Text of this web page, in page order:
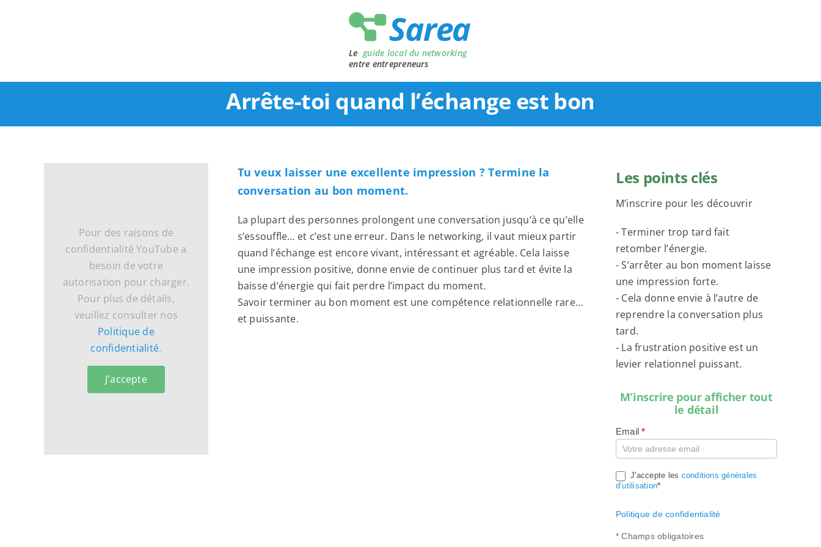
Le guide local du networking
entre entrepreneurs
Arrête-toi quand l’échange est bon
Pour des raisons de
confidentialité YouTube a
besoin de votre
autorisation pour charger.
Pour plus de détails,
veuillez consulter nos
Politique de
confidentialité.
J'accepte
Tu veux laisser une excellente impression ? Termine la
conversation au bon moment.
La plupart des personnes prolongent une conversation jusqu’à ce qu’elle
s’essouffle… et c’est une erreur. Dans le networking, il vaut mieux partir
quand l’échange est encore vivant, intéressant et agréable. Cela laisse
une impression positive, donne envie de continuer plus tard et évite la
baisse d’énergie qui fait perdre l’impact du moment.
Savoir terminer au bon moment est une compétence relationnelle rare…
et puissante.
Les points clés
M’inscrire pour les découvrir
- Terminer trop tard fait
retomber l’énergie.
- S’arrêter au bon moment laisse
une impression forte.
- Cela donne envie à l’autre de
reprendre la conversation plus
tard.
- La frustration positive est un
levier relationnel puissant.
M’inscrire pour afficher tout
le détail
Compte
Email*
J'accepte les conditions générales
d’utilisation*
Politique de confidentialité
* Champs obligatoires